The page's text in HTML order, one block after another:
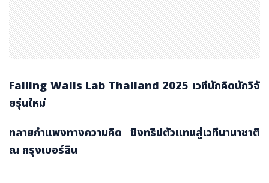
Falling Walls Lab Thailand 2025 เวทีนักคิดนักวิจั
ยรุ่นใหม่
ทลายกำแพงทางความคิด ชิงทริปตัวแทนสู่เวทีนานาชาติ
ณ กรุงเบอร์ลิน